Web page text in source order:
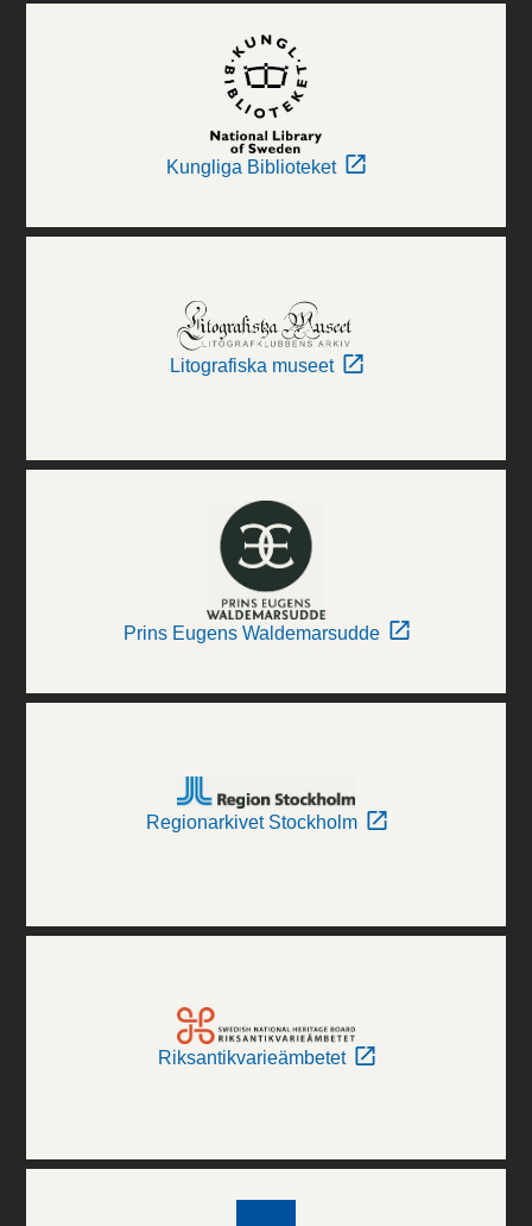
Kungliga Biblioteket
Litografiska museet
Prins Eugens Waldemarsudde
Regionarkivet Stockholm
Riksantikvarieämbetet